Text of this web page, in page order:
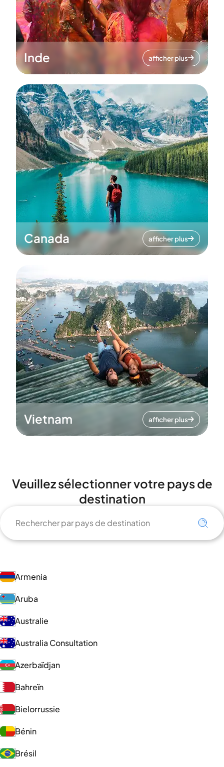
Inde afficher plus
Canada afficher plus
Vietnam afficher plus
Veuillez sélectionner votre pays de
destination
Armenia
Aruba
Australie
Australia Consultation
Azerbaïdjan
Bahreïn
Bielorrussie
Bénin
Brésil